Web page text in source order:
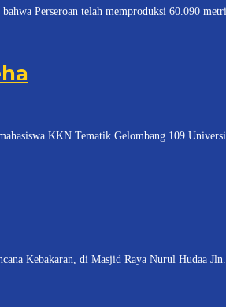
Perseroan telah memproduksi 60.090
KKN Tematik Gelombang 109
Kebakaran, di Masjid Raya Nurul Hudaa